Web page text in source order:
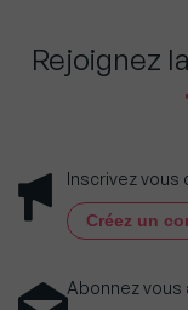
Rejoignez
Inscrivez vous
Créez un
Abonnez